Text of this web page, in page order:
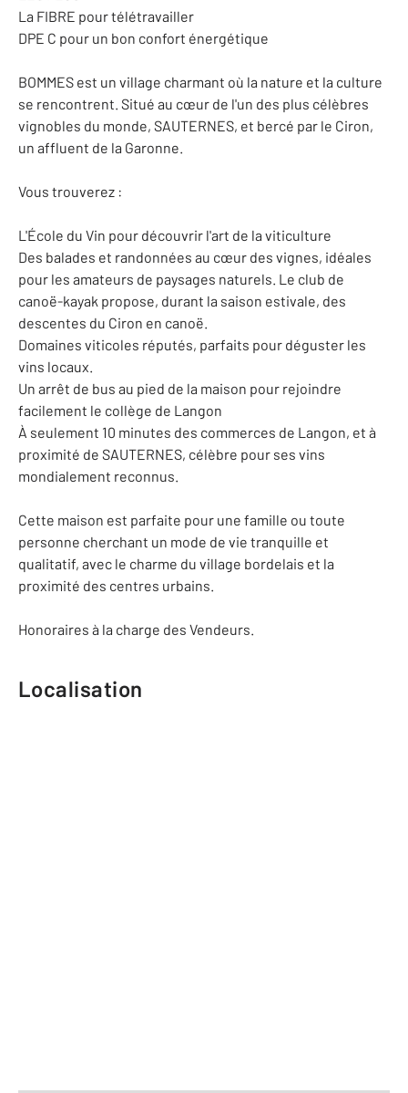
La FIBRE pour télétravailler
DPE C pour un bon confort énergétique
BOMMES est un village charmant où la nature et la culture
se rencontrent. Situé au cœur de l'un des plus célèbres
vignobles du monde, SAUTERNES, et bercé par le Ciron,
un affluent de la Garonne.
Vous trouverez :
L'École du Vin pour découvrir l'art de la viticulture
Des balades et randonnées au cœur des vignes, idéales
pour les amateurs de paysages naturels. Le club de
canoë-kayak propose, durant la saison estivale, des
descentes du Ciron en canoë.
Domaines viticoles réputés, parfaits pour déguster les
vins locaux.
Un arrêt de bus au pied de la maison pour rejoindre
facilement le collège de Langon
À seulement 10 minutes des commerces de Langon, et à
proximité de SAUTERNES, célèbre pour ses vins
mondialement reconnus.
Cette maison est parfaite pour une famille ou toute
personne cherchant un mode de vie tranquille et
qualitatif, avec le charme du village bordelais et la
proximité des centres urbains.
Honoraires à la charge des Vendeurs.
Localisation